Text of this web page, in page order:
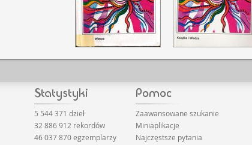
5 544 371 dzieł
32 886 912 rekordów
46 037 870 egzemplarzy
Zaawansowane szukanie
Miniaplikacje
Najczęstsze pytania